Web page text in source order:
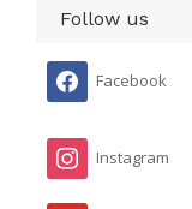
Follow us
Facebook
Instagram